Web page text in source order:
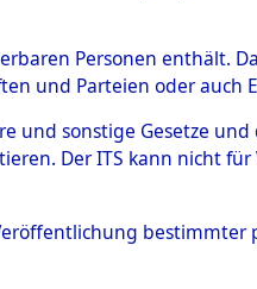
die
0204
Personen enthält.
und Parteien oder auch
und sonstige Gesetze
Der ITS kann nicht